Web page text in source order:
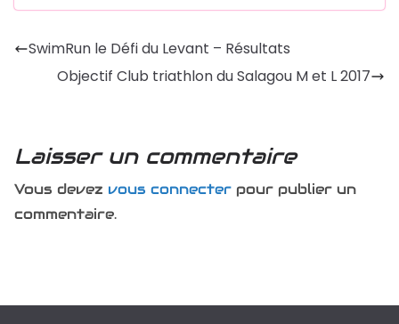
SwimRun le Défi du Levant – Résultats
Objectif Club triathlon du Salagou M et L 2017
Laisser un commentaire
Vous devez vous connecter pour publier un
commentaire.